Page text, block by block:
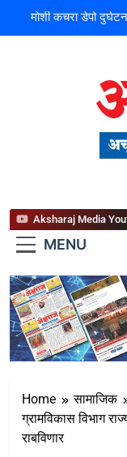
मोशी कचरा डेपो
पहाटे घरफोड्या, दिवसा
फ्लॅट विक्रीतील
मोशी कचरा डेपो
शिळगावच्या
MENU
Aksharaj Media
Home
सामाजिक
ग्रामविकास विभाग
राबविणार